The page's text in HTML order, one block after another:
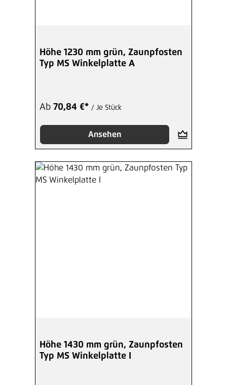
Höhe 1230 mm grün, Zaunpfosten
Typ MS Winkelplatte A
Ab 70,84 €* / Je Stück
Ansehen
Höhe 1430 mm grün, Zaunpfosten
Typ MS Winkelplatte I